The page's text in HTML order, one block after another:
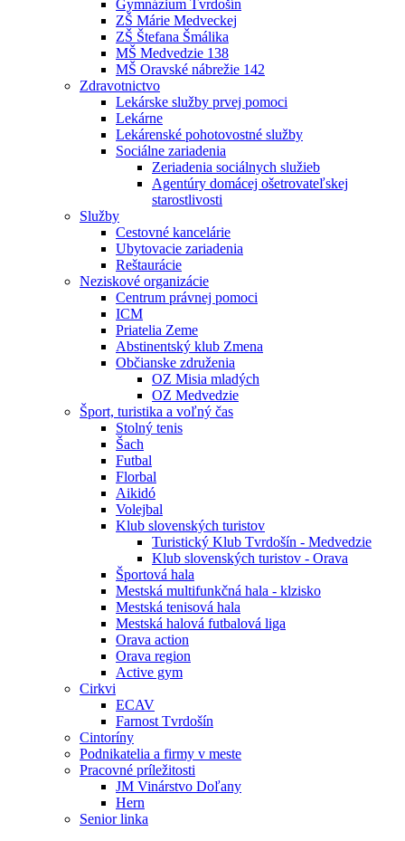
Gymnázium Tvrdošín
ZŠ Márie Medveckej
ZŠ Štefana Šmálika
MŠ Medvedzie 138
MŠ Oravské nábrežie 142
Zdravotnictvo
Lekárske služby prvej pomoci
Lekárne
Lekárenské pohotovostné služby
Sociálne zariadenia
Zeriadenia sociálnych služieb
Agentúry domácej ošetrovateľskej
starostlivosti
Služby
Cestovné kancelárie
Ubytovacie zariadenia
Reštaurácie
Neziskové organizácie
Centrum právnej pomoci
ICM
Priatelia Zeme
Abstinentský klub Zmena
Občianske združenia
OZ Misia mladých
OZ Medvedzie
Šport, turistika a voľný čas
Stolný tenis
Šach
Futbal
Florbal
Aikidó
Volejbal
Klub slovenských turistov
Turistický Klub Tvrdošín - Medvedzie
Klub slovenských turistov - Orava
Športová hala
Mestská multifunkčná hala - klzisko
Mestská tenisová hala
Mestská halová futbalová liga
Orava action
Orava region
Active gym
Cirkvi
ECAV
Farnost Tvrdošín
Cintoríny
Podnikatelia a firmy v meste
Pracovné príležitosti
JM Vinárstvo Doľany
Hern
Senior linka